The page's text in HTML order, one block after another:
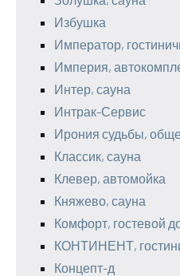
Избушка
Император,
Империя,
Интер, сауна
Интрак-Сервис
Ирония судьбы,
Классик, сауна
Клевер, автомойка
Княжево, сауна
Комфорт, гостевой
КОНТИНЕНТ,
Концепт-д